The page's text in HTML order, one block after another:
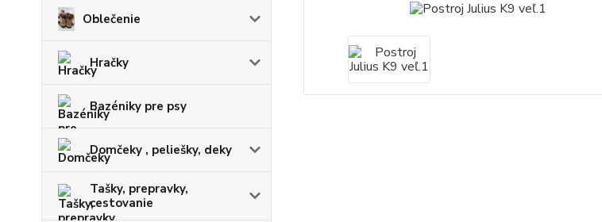
Oblečenie
Hračky
Bazéniky pre psy
Domčeky , peliešky, deky
Tašky, prepravky,
cestovanie